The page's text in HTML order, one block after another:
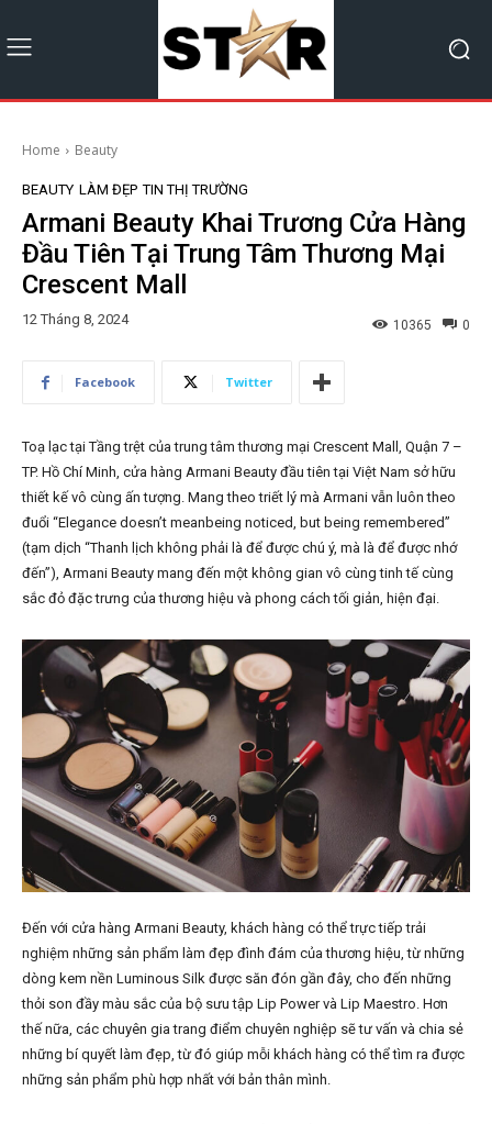
Home Beauty
BEAUTY LÀM ĐẸP TIN THỊ TRƯỜNG
Armani Beauty Khai Trương Cửa Hàng
Đầu Tiên Tại Trung Tâm Thương Mại
Crescent Mall
12 Tháng 8, 2024 0
10365
Facebook Twitter
Toạ lạc tại Tầng trệt của trung tâm thương mại Crescent Mall, Quận 7 –
TP. Hồ Chí Minh, cửa hàng Armani Beauty đầu tiên tại Việt Nam sở hữu
thiết kế vô cùng ấn tượng. Mang theo triết lý mà Armani vẫn luôn theo
đuổi “Elegance doesn’t meanbeing noticed, but being remembered”
(tạm dịch “Thanh lịch không phải là để được chú ý, mà là để được nhớ
đến”), Armani Beauty mang đến một không gian vô cùng tinh tế cùng
sắc đỏ đặc trưng của thương hiệu và phong cách tối giản, hiện đại.
Đến với cửa hàng Armani Beauty, khách hàng có thể trực tiếp trải
nghiệm những sản phẩm làm đẹp đình đám của thương hiệu, từ những
dòng kem nền Luminous Silk được săn đón gần đây, cho đến những
thỏi son đầy màu sắc của bộ sưu tập Lip Power và Lip Maestro. Hơn
thế nữa, các chuyên gia trang điểm chuyên nghiệp sẽ tư vấn và chia sẻ
những bí quyết làm đẹp, từ đó giúp mỗi khách hàng có thể tìm ra được
những sản phẩm phù hợp nhất với bản thân mình.